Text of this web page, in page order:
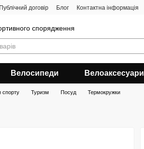
Публічний договір Блог Контактна інформація
спорядження
Велосипеди Велоаксесуари
спорту Туризм Посуд Термокружки